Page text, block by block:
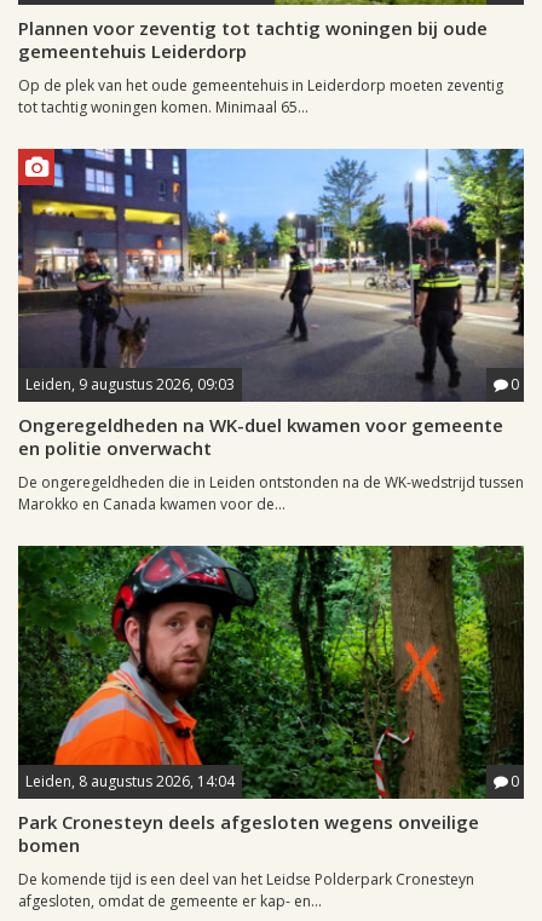
Plannen voor zeventig tot tachtig woningen bij oude
gemeentehuis Leiderdorp
Op de plek van het oude gemeentehuis in Leiderdorp moeten zeventig
tot tachtig woningen komen. Minimaal 65...
Leiden, 9 augustus 2026, 09:03 0
Ongeregeldheden na WK-duel kwamen voor gemeente
en politie onverwacht
De ongeregeldheden die in Leiden ontstonden na de WK-wedstrijd tussen
Marokko en Canada kwamen voor de...
Leiden, 8 augustus 2026, 14:04 0
Park Cronesteyn deels afgesloten wegens onveilige
bomen
De komende tijd is een deel van het Leidse Polderpark Cronesteyn
afgesloten, omdat de gemeente er kap- en...